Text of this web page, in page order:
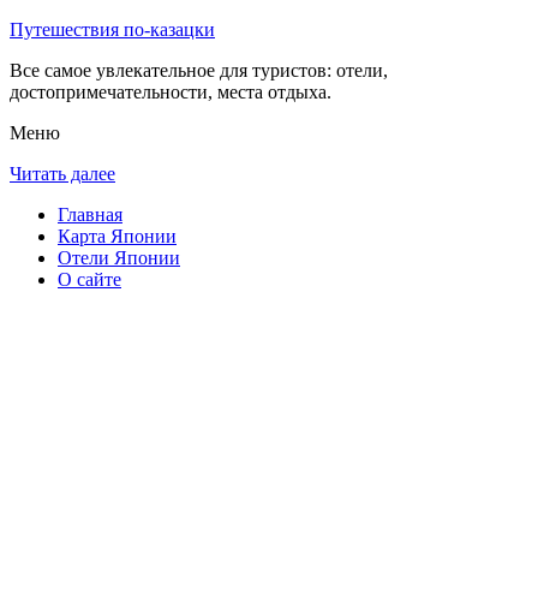
Путешествия по-казацки
Все самое увлекательное для туристов: отели,
достопримечательности, места отдыха.
Меню
Читать далее
Главная
Карта Японии
Отели Японии
О сайте